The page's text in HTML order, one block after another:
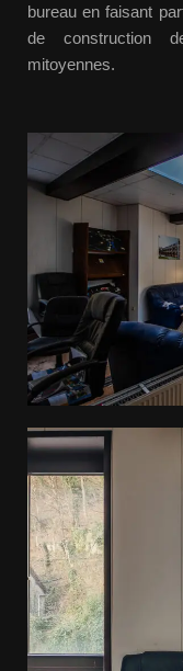
bureau en faisant
de construction
mitoyennes.